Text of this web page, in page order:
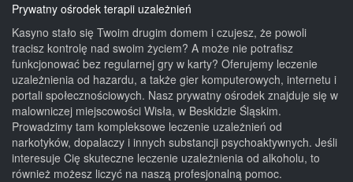
Prywatny ośrodek terapii uzależnień
Kasyno stało się Twoim drugim domem i czujesz, że powoli
tracisz kontrolę nad swoim życiem? A może nie potrafisz
funkcjonować bez regularnej gry w karty? Oferujemy leczenie
uzależnienia od hazardu, a także gier komputerowych, internetu i
portali społecznościowych. Nasz prywatny ośrodek znajduje się w
malowniczej miejscowości Wisła, w Beskidzie Śląskim.
Prowadzimy tam kompleksowe leczenie uzależnień od
narkotyków, dopalaczy i innych substancji psychoaktywnych. Jeśli
interesuje Cię skuteczne leczenie uzależnienia od alkoholu, to
również możesz liczyć na naszą profesjonalną pomoc.